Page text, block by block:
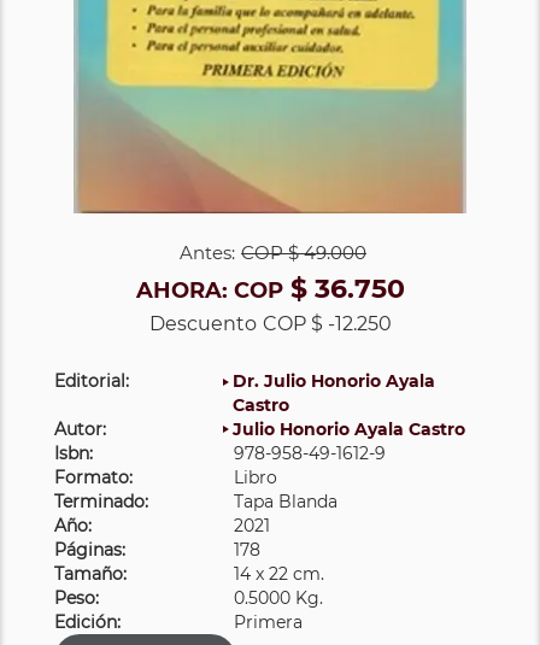
Antes: COP$ 49.000
AHORA: COP$ 36.750
Descuento COP $ -12.250
Editorial:
Dr. Julio Honorio Ayala
Castro
Autor:
Julio Honorio Ayala Castro
Isbn:
978-958-49-1612-9
Formato:
Libro
Terminado:
Tapa Blanda
Año:
2021
Páginas:
178
Tamaño:
14 x 22 cm.
Peso:
0.5000 Kg.
Edición:
Primera